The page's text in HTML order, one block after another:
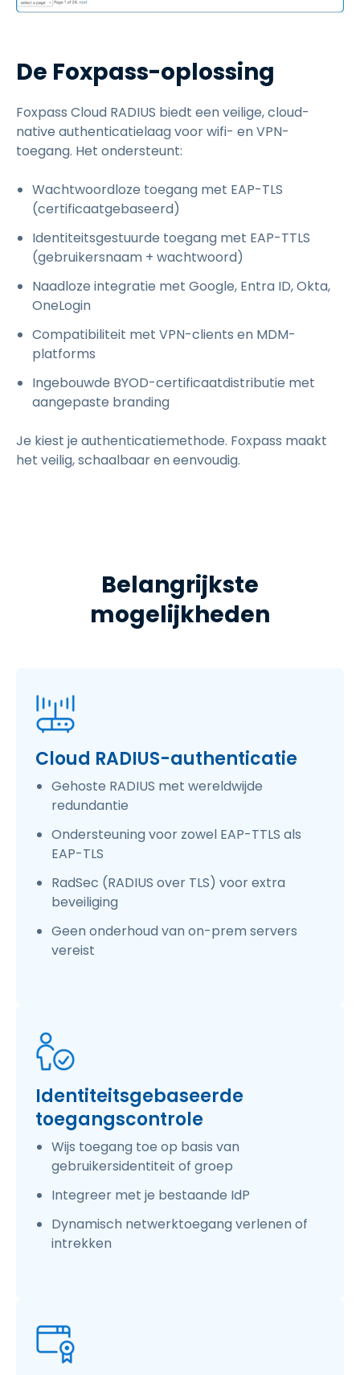
De Foxpass-oplossing
Foxpass Cloud RADIUS biedt een veilige, cloud-
native authenticatielaag voor wifi- en VPN-
toegang. Het ondersteunt:
Wachtwoordloze toegang met EAP-TLS
(certificaatgebaseerd)
Identiteitsgestuurde toegang met EAP-TTLS
(gebruikersnaam + wachtwoord)
Naadloze integratie met Google, Entra ID, Okta,
OneLogin
Compatibiliteit met VPN-clients en MDM-
platforms
Ingebouwde BYOD-certificaatdistributie met
aangepaste branding
Je kiest je authenticatiemethode. Foxpass maakt
het veilig, schaalbaar en eenvoudig.
Belangrijkste
mogelijkheden
Cloud RADIUS-authenticatie
Gehoste RADIUS met wereldwijde
redundantie
Ondersteuning voor zowel EAP-TTLS als
EAP-TLS
RadSec (RADIUS over TLS) voor extra
beveiliging
Geen onderhoud van on-prem servers
vereist
Identiteitsgebaseerde
toegangscontrole
Wijs toegang toe op basis van
gebruikersidentiteit of groep
Integreer met je bestaande IdP
Dynamisch netwerktoegang verlenen of
intrekken